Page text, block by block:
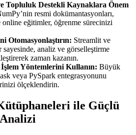
Topluluk Destekli Kaynaklara Önem
resmi dokümantasyonları,
eğitimler, öğrenme sürecinizi
Otomasyonlaştırın: Streamlit ve
analiz ve görselleştirme
zaman kazanın.
İşlem Yöntemlerini Kullanın: Büyük
veya PySpark entegrasyonunu
ölçeklendirin.
ile Güçlü